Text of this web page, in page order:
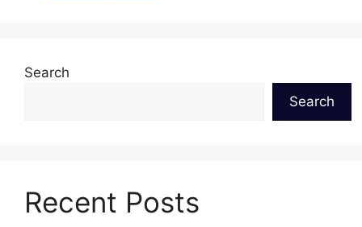
Search
Search
Recent Posts